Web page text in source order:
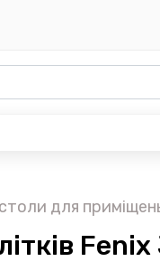
столи для